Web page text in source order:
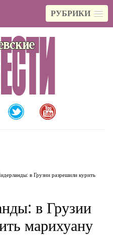
РУБРИКИ
в Грузии разрешили курить
в Грузии
марихуану